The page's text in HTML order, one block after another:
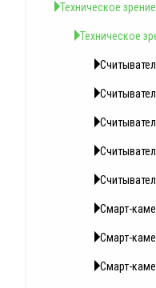
Техническое зрение
Техническое
Смарт-
Смарт-
Смарт-